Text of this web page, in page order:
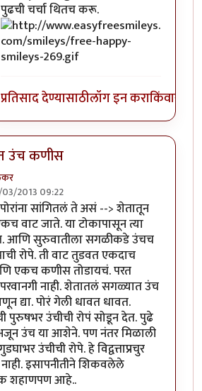
पुढची चर्चा थितच करू.
प्रतिसाद देण्यासाठीलॉग इन कराकिंवा
उंच कणीस
2013 09:22
काय हे?byपिशी अबोली
पोरांना सांगितलं ते असं --> शेतातून
वाट जाते. या टोकापासून त्या
आणि सुरुवातीला सगळीकडे उंचच
रोपे. ती वाट तुडवत एकदाच
एकच कणीस तोडायचं. परत
नाही. शेतातलं सगळ्यात उंच
द्या. पोरं गेली धावत धावत.
पुरुषभर उंचीची रोपं सोडून देत. पुढे
उंच या आशेने. पण नंतर मिळाली
उंचीची रोपे. हे विद्वत्ताप्रचुर
नाही. इसापनीतीने शिकवलेले
शहाणपण आहे..